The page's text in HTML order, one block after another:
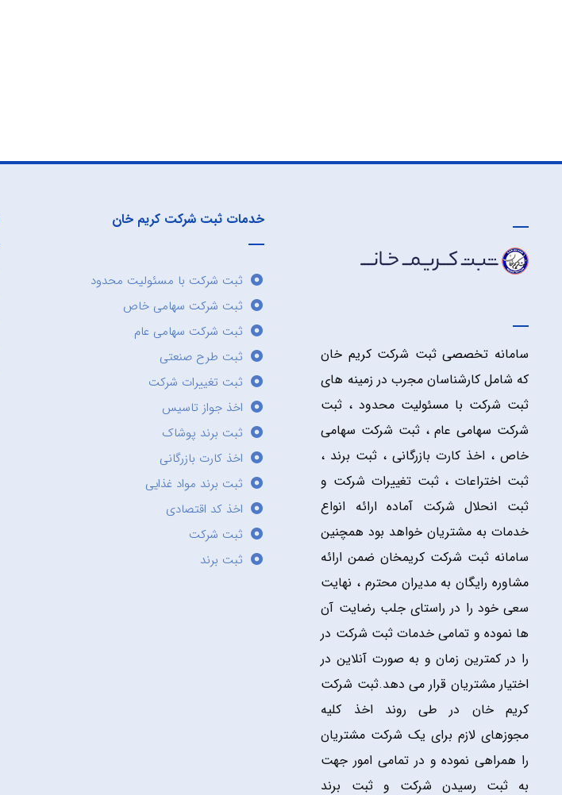
سامانه تخصصی ثبت شرکت کریم خان
که شامل کارشناسان مجرب در زمینه های
ثبت شرکت با مسئولیت محدود ، ثبت
شرکت سهامی عام ، ثبت شرکت سهامی
خاص ، اخذ کارت بازرگانی ، ثبت برند ،
ثبت اختراعات ، ثبت تغییرات شرکت و
ثبت انحلال شرکت آماده ارائه انواع
خدمات به مشتریان خواهد بود همچنین
سامانه ثبت شرکت کریمخان ضمن ارائه
مشاوره رایگان به مدیران محترم ، نهایت
سعی خود را در راستای جلب رضایت آن
ها نموده و تمامی خدمات ثبت شرکت در
را در کمترین زمان و به صورت آنلاین در
اختیار مشتریان قرار می دهد.ثبت شرکت
کریم خان در طی روند اخذ کلیه
مجوزهای لازم برای یک شرکت مشتریان
را همراهی نموده و در تمامی امور جهت
به ثبت رسیدن شرکت و ثبت برند
خدمات ثبت شرکت کریم خان
ثبت شرکت با مسئولیت محدود
ثبت شرکت سهامی خاص
ثبت شرکت سهامی عام
ثبت طرح صنعتی
ثبت تغییرات شرکت
اخذ جواز تاسیس
ثبت برند پوشاک
اخذ کارت بازرگانی
ثبت برند مواد غذایی
اخذ کد اقتصادی
ثبت شرکت
ثبت برند